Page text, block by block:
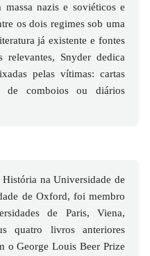
nazis e soviéticos e
os dois regimes sob uma
já existente e fontes
Snyder dedica
pelas vítimas: cartas
de comboios ou diários
na Universidade de
de Oxford, foi membro
de Paris, Viena,
quatro livros anteriores
o George Louis Beer Prize